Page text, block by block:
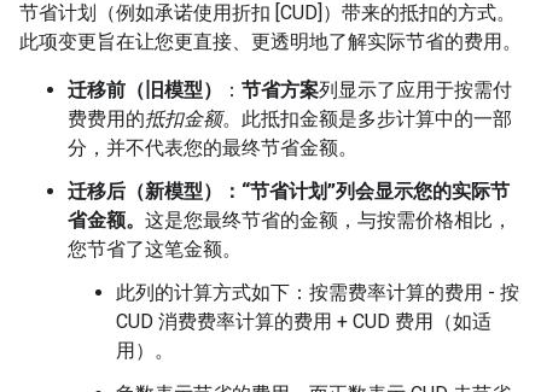
节省计划（例如承诺使用折扣 [CUD]）带来的抵扣的方式。
此项变更旨在让您更直接、更透明地了解实际节省的费用。
迁移前（旧模型） ： 节省方案列显示了应用于按需付
费费用的抵扣金额。此抵扣金额是多步计算中的一部
分，并不代表您的最终节省金额。
迁移后（新模型）
：“节省计划”列会显示您的实际节
省金额。 这是您最终节省的金额，与按需价格相比，
您节省了这笔金额。
此列的计算方式如下：按需费率计算的费用 - 按
CUD 消费费率计算的费用 + CUD 费用（如适
用）。